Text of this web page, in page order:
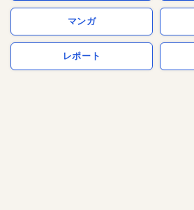
マンガ
レポート